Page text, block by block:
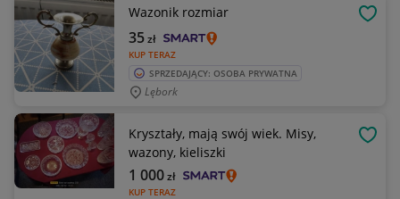
Wazonik rozmiar
KUP TERAZ
35zł
SPRZEDAJĄCY: OSOBA PRYWATNA
Lębork
Kryształy, mają swój wiek. Misy,
wazony, kieliszki
KUP TERAZ
1 000zł